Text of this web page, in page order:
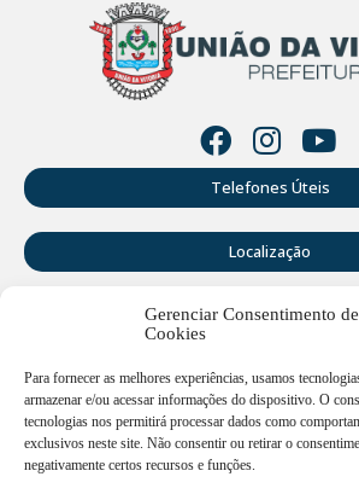
Gerenciar Consentimento de
Cookies
Para fornecer as melhores experiências, usamos
armazenar e/ou acessar informações do dispositivo. O
tecnologias nos permitirá processar dados como
exclusivos neste site. Não consentir ou retirar o
negativamente certos recursos e funções.
Telefones Úteis
Localização
Perguntas Frequentes
Webmail
Rua Doutor Cruz Machado, 205 - Centro -
PR